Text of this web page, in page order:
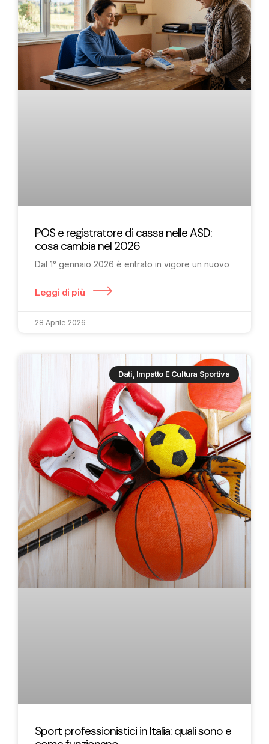
POS e registratore di cassa nelle ASD:
cosa cambia nel 2026
Dal 1° gennaio 2026 è entrato in vigore un nuovo
Leggi di più
28 Aprile 2026
Dati, Impatto E Cultura Sportiva
Sport professionistici in Italia: quali sono e